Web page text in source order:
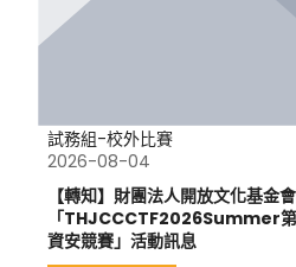
試務組-校外比賽
2026-08-04
【轉知】財團法人開放文化基金
「THJCCCTF2026Summer
資安競賽」活動訊息